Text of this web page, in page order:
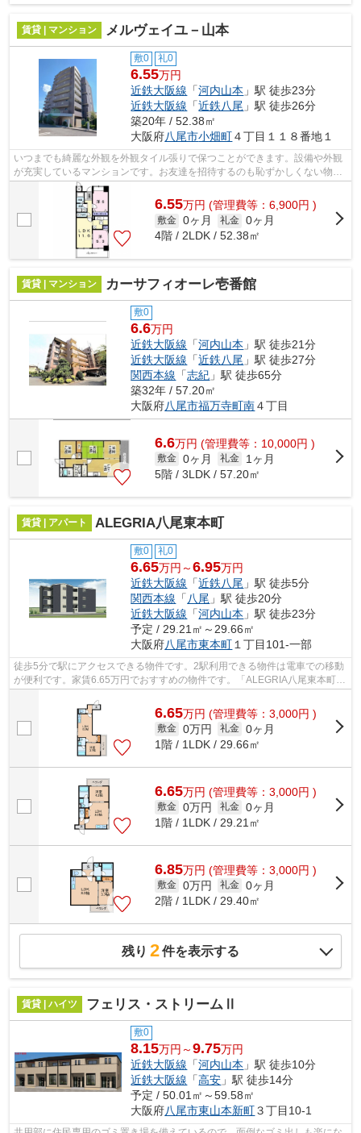
賃貸 | マンション メルヴェイユ－山本
敷0 礼0
6.55万円
近鉄大阪線 「河内山本 」駅 徒歩23分
近鉄大阪線 「近鉄八尾 」駅 徒歩26分
築20年 / 52.38㎡
大阪府八尾市小畑町４丁目１１８番地１
いつまでも綺麗な外観を外観タイル張りで保つことができます。設備や外観
が充実しているマンションです。お友達を招待するのも恥ずかしくない物
件。家賃10万円以下の物件をお探しのお...
6.55万円 (管理費等：6,900円 )
敷金 0ヶ月 礼金 0ヶ月
4階 / 2LDK / 52.38㎡
賃貸 | マンション カーサフィオーレ壱番館
敷0
6.6万円
近鉄大阪線 「河内山本 」駅 徒歩21分
近鉄大阪線 「近鉄八尾 」駅 徒歩27分
関西本線 「志紀 」駅 徒歩65分
築32年 / 57.20㎡
大阪府八尾市福万寺町南４丁目
6.6万円 (管理費等：10,000円 )
敷金 0ヶ月 礼金
1ヶ月
5階 / 3LDK / 57.20㎡
賃貸 | アパート ALEGRIA八尾東本町
敷0 礼0
6.65万円～6.95万円
近鉄大阪線 「近鉄八尾 」駅 徒歩5分
関西本線 「 八尾 」駅 徒歩20分
近鉄大阪線 「河内山本 」駅 徒歩23分
予定 / 29.21㎡～29.66㎡
大阪府八尾市東本町 １丁目101-一部
徒歩5分で駅にアクセスできる物件です。2駅利用できる物件は電車での移動
が便利です。家賃6.65万円でおすすめの物件です。「ALEGRIA八尾東本町」
6.65万円 (管理費等：3,000円 )
敷金 0万円 礼金 0ヶ月
1階 / 1LDK / 29.66㎡
6.65万円 (管理費等：3,000円 )
敷金 0万円 礼金 0ヶ月
1階 / 1LDK / 29.21㎡
6.85万円 (管理費等：3,000円 )
敷金 0万円 礼金 0ヶ月
2階 / 1LDK / 29.40㎡
残り 2件を表示する
賃貸 | ハイツ フェリス・ストリームⅡ
敷0
8.15万円～9.75万円
近鉄大阪線 「河内山本 」駅 徒歩10分
近鉄大阪線 「高安 」駅 徒歩14分
予定 / 50.01㎡～59.58㎡
大阪府八尾市東山本新町３丁目10-1